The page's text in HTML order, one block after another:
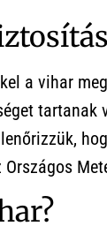
a vihar